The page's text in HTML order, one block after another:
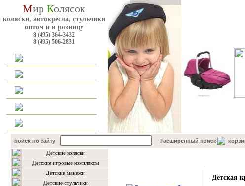
Мир Колясок
коляски, автокресла, стульчики
оптом и в розницу
8 (495) 364-3432
8 (495) 506-2831
поиск по сайту Расширенный поиск
Детские коляски
Детские игровые комплексы
Детские манежи
Детские стульчики
Детская